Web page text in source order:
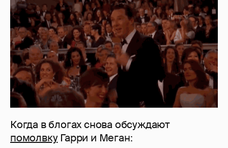
Когда в блогах снова обсуждают
помолвкуГарри и Меган: